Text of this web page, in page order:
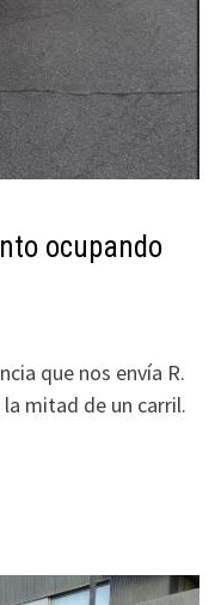
ocupando
que nos envía R.
mitad de un carril.